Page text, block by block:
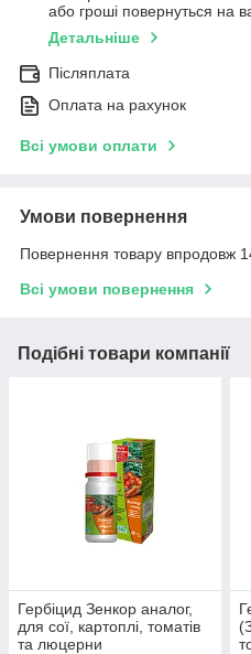
або гроші повернуться на
Детальніше
Післяплата
Оплата на рахунок
Всі умови оплати
Умови повернення
Повернення товару впродовж
Всі умови повернення
Подібні товари компанії
Гербіцид Зенкор аналог,
для сої, картоплі, томатів
та люцерни